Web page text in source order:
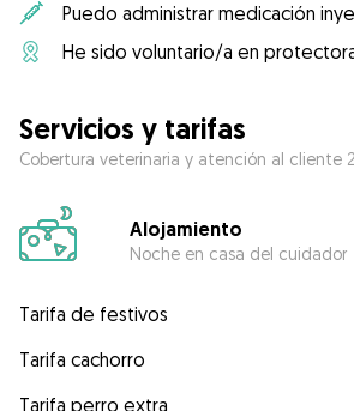
Puedo administrar medicación
He sido voluntario/a en
Servicios y tarifas
Cobertura veterinaria y atención al cliente
Alojamiento
Noche en casa del cuidador
Tarifa de festivos
Tarifa cachorro
Tarifa perro extra